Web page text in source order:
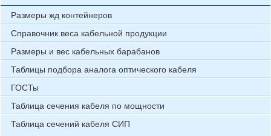
Размеры жд контейнеров
Справочник веса кабельной продукции
Размеры и вес кабельных барабанов
Таблицы подбора аналога оптического кабеля
ГОСТы
Таблица сечения кабеля по мощности
Таблица сечений кабеля СИП